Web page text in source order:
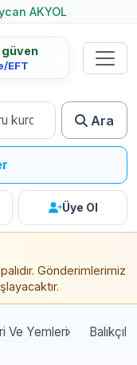
AKYOL
güven
EFT
Ara
Üye Ol
Gönderimlerimiz
Ve Yemleri